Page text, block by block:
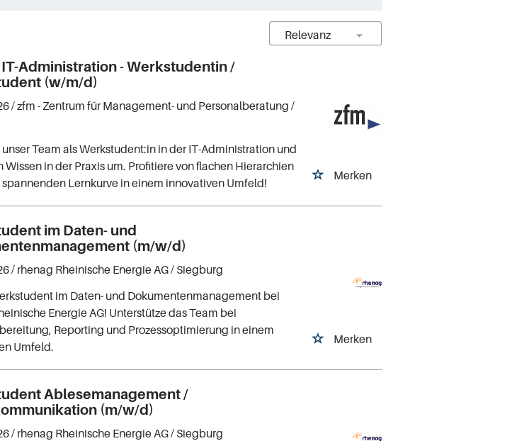
Administration - Werkstudentin /
(w/m/d)
Merken
/zfm - Zentrum für Management- und Personalberatung /
Team als Werkstudent:in in der IT-Administration und
Wissen in der Praxis um. Profitiere von flachen Hierarchien
Lernkurve in einem innovativen Umfeld!
im Daten- und
(m/w/d)
Merken
/ rhenag Rheinische Energie AG/ Siegburg
im Daten- und Dokumentenmanagement bei
Energie AG! Unterstütze das Team bei
Reporting und Prozessoptimierung in einem
Umfeld.
Ablesemanagement /
(m/w/d)
/ rhenag Rheinische Energie AG/ Siegburg